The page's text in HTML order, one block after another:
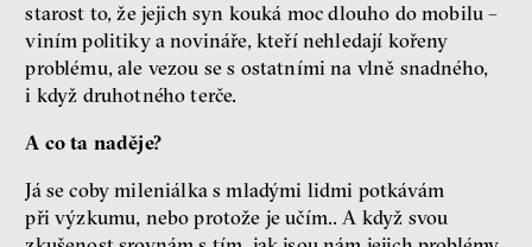
starost to, že jejich syn kouká moc dlouho do mobilu –
viním politiky a novináře, kteří nehledají kořeny
problému, ale vezou se s ostatními na vlně snadného,
i když druhotného terče.
A co ta naděje?
Já se coby mileniálka s mladými lidmi potkávám
při výzkumu, nebo protože je učím.. A když svou